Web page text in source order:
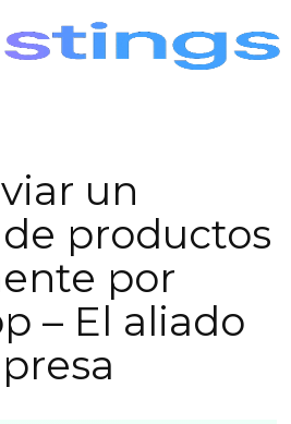
un
productos
por
– El aliado